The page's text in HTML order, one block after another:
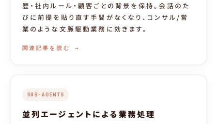
歴・社内ルール・顧客ごとの背景を保持。会話のた
びに前提を貼り直す手間がなくなり、コンサル/営
業のような文脈駆動業務に効きます。
関連記事を読む →
SUB-AGENTS
並列エージェントによる業務処理